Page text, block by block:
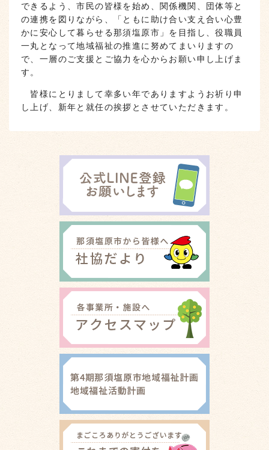
できるよう、市民の皆様を始め、関係機関、団体等と
の連携を図りながら、「ともに助け合い支え合い心豊
かに安心して暮らせる那須塩原市」を目指し、役職員
一丸となって地域福祉の推進に努めてまいりますの
で、一層のご支援とご協力を心からお願い申し上げま
す。
皆様にとりまして幸多い年でありますようお祈り申
し上げ、新年と就任の挨拶とさせていただきます。